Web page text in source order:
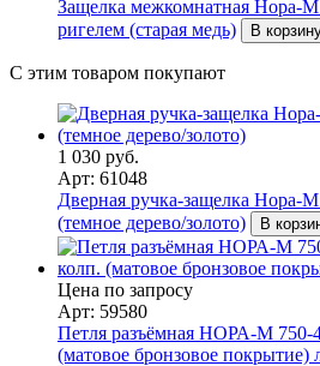
Защелка межкомнатная Нора-
ригелем (старая медь)
В
С этим товаром покупают
1 030 руб.
Арт: 61048
Дверная ручка-защелка Нора-
(темное дерево/золото)
В
Цена по запросу
Арт: 59580
Петля разъёмная НОРА-М 750-
(матовое бронзовое покрытие)